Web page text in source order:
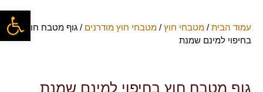
עמוד הבית / מטבחי חוץ / מטבחי חוץ מודרנים / גוף מטבח חוץ
בחיפוי למינם שמנת
גוף מטבח חוץ בחיפוי למינם שמנת